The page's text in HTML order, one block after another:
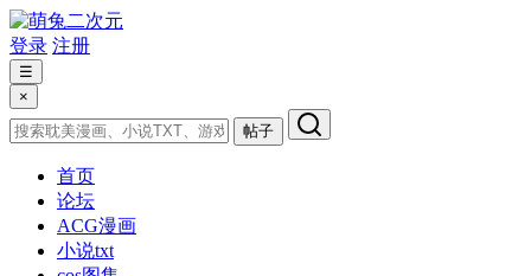
登录 注册
☰
×
帖子
首页
论坛
ACG漫画
小说txt